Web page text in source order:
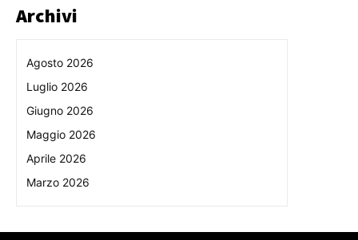
Archivi
Agosto 2026
Luglio 2026
Giugno 2026
Maggio 2026
Aprile 2026
Marzo 2026